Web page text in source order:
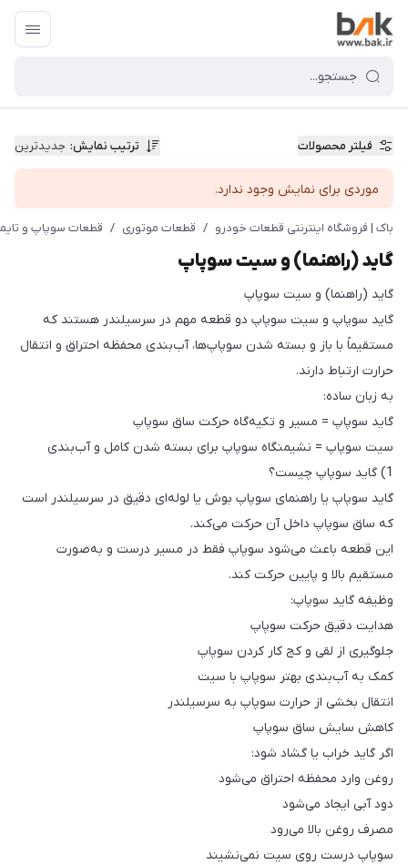
فیلتر محصولات ترتیب نمایش: جدیدترین
موردی برای نمایش وجود ندارد.
باک | فروشگاه اینترنتی قطعات خودرو / قطعات موتوری / قطعات سوپاپ و
گاید (راهنما) و سیت سوپاپ
گاید (راهنما) و سیت سوپاپ
گاید سوپاپ و سیت سوپاپ دو قطعه مهم در سرسیلندر هستند که
مستقیماً با باز و بسته شدن سوپاپ‌ها، آب‌بندی محفظه احتراق و انتقال
حرارت ارتباط دارند.
به زبان ساده:
گاید سوپاپ = مسیر و تکیه‌گاه حرکت ساق سوپاپ
سیت سوپاپ = نشیمنگاه سوپاپ برای بسته شدن کامل و آب‌بندی
1) گاید سوپاپ چیست؟
گاید سوپاپ یا راهنمای سوپاپ بوش یا لوله‌ای دقیق در سرسیلندر است
که ساق سوپاپ داخل آن حرکت می‌کند.
این قطعه باعث می‌شود سوپاپ فقط در مسیر درست و به‌صورت
مستقیم بالا و پایین حرکت کند.
وظیفه گاید سوپاپ:
هدایت دقیق حرکت سوپاپ
جلوگیری از لقی و کج کار کردن سوپاپ
کمک به آب‌بندی بهتر سوپاپ با سیت
انتقال بخشی از حرارت سوپاپ به سرسیلندر
کاهش سایش ساق سوپاپ
اگر گاید خراب یا گشاد شود:
روغن وارد محفظه احتراق می‌شود
دود آبی ایجاد می‌شود
مصرف روغن بالا می‌رود
سوپاپ درست روی سیت نمی‌نشیند